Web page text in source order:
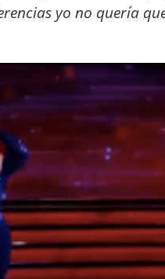
yo no quería